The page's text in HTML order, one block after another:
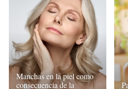
Manchas en la piel como
consecuencia de la